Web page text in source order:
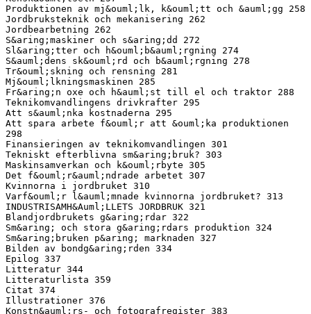
Produktionen av mj&ouml;lk, k&ouml;tt och &auml;gg 258
Jordbruksteknik och mekanisering 262
Jordbearbetning 262
S&aring;maskiner och s&aring;dd 272
Sl&aring;tter och h&ouml;b&auml;rgning 274
S&auml;dens sk&ouml;rd och b&auml;rgning 278
Tr&ouml;skning och rensning 281
Mj&ouml;lkningsmaskinen 285
Fr&aring;n oxe och h&auml;st till el och traktor 288
Teknikomvandlingens drivkrafter 295
Att s&auml;nka kostnaderna 295
Att spara arbete f&ouml;r att &ouml;ka produktionen
298
Finansieringen av teknikomvandlingen 301
Tekniskt efterblivna sm&aring;bruk? 303
Maskinsamverkan och k&ouml;rbyte 305
Det f&ouml;r&auml;ndrade arbetet 307
Kvinnorna i jordbruket 310
Varf&ouml;r l&auml;mnade kvinnorna jordbruket? 313
INDUSTRISAMH&Auml;LLETS JORDBRUK 321
Blandjordbrukets g&aring;rdar 322
Sm&aring; och stora g&aring;rdars produktion 324
Sm&aring;bruken p&aring; marknaden 327
Bilden av bondg&aring;rden 334
Epilog 337
Litteratur 344
Litteraturlista 359
Citat 374
Illustrationer 376
Konstn&auml;rs- och fotografregister 383